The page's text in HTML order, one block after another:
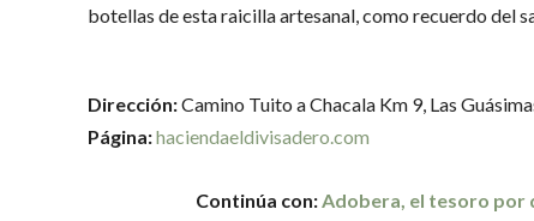
botellas de esta raicilla artesanal, como recuerdo del
Dirección:Camino Tuito a Chacala Km 9, Las
Página:haciendaeldivisadero.com
Continúa con:Adobera, el tesoro por